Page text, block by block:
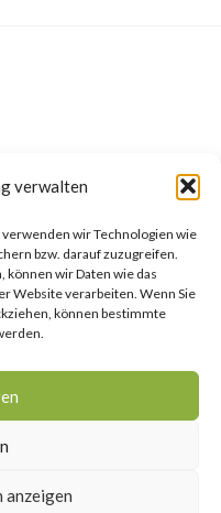
verwalten
wir Technologien wie
bzw. darauf zuzugreifen.
können wir Daten wie das
Website verarbeiten. Wenn Sie
können bestimmte
anzeigen